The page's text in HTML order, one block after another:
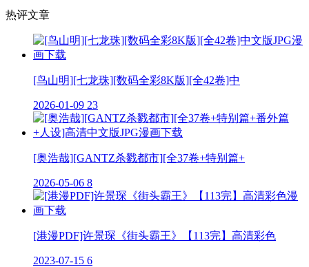
热评文章
[鸟山明][七龙珠][数码全彩8K版][全42卷]中
2026-01-09 23
[奥浩哉][GANTZ杀戮都市][全37卷+特别篇+
2026-05-06 8
[港漫PDF]许景琛《街头霸王》【113完】高清彩色
2023-07-15 6